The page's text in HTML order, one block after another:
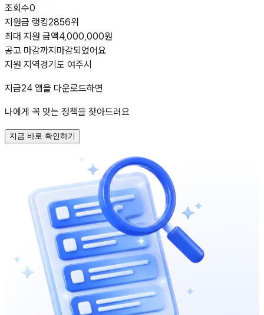
조회수0
지원금 랭킹2856위
최대 지원 금액4,000,000원
공고 마감까지마감되었어요
지원 지역경기도 여주시
지금24 앱을 다운로드하면
나에게 꼭 맞는 정책을 찾아드려요
지금 바로 확인하기